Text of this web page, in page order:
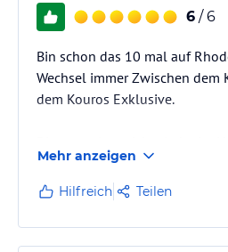
6 / 6
Bin schon das 10 mal auf
Wechsel immer Zwischen dem
dem Kouros Exklusive.
Es ist ein kleines Hotel. Zimmer
manchen Mängeln aber
ab , da haben wir aus
Erwartung.
Mehr anzeigen
Hilfreich Teilen